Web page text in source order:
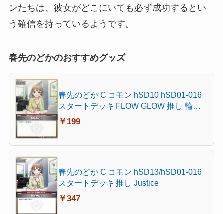
ンたちは、彼女がどこにいても必ず成功するとい
う確信を持っているようです。
春先のどかのおすすめグッズ
春先のどか C コモン hSD10 hSD01-016
スタートデッキ FLOW GLOW 推し 輪堂
千速
￥199
春先のどか C コモン hSD13/hSD01-016
スタートデッキ 推し Justice
￥347